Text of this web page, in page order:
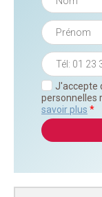
J'accepte
personnelles
savoir plus *